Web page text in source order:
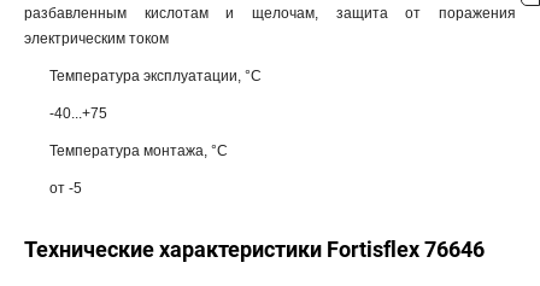
разбавленным кислотам и щелочам, защита от поражения
электрическим током
Температура эксплуатации, °С
-40...+75
Температура монтажа, °С
от -5
Технические характеристики Fortisflex 76646